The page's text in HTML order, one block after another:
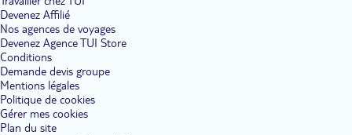
Devenez Affilié
Nos agences de voyages
Devenez Agence TUI Store
Conditions
Demande devis groupe
Mentions légales
Politique de cookies
Gérer mes cookies
Plan du site